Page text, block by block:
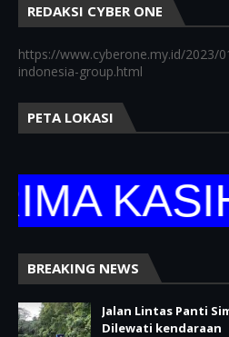
REDAKSI CYBER ONE
https://www.cyberone.my.id/2023/
indonesia-group.html
PETA LOKASI
BREAKING NEWS
Jalan Lintas Panti
Dilewati kendaraan